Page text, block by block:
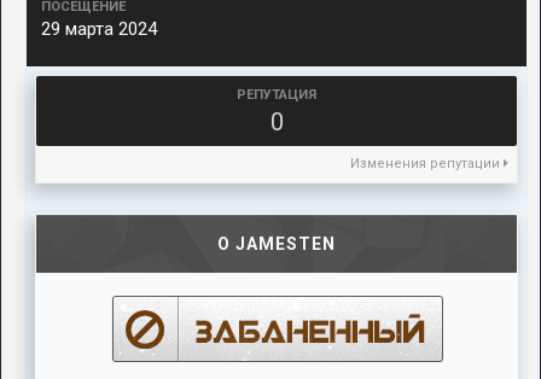
ПОСЕЩЕНИЕ
29 марта 2024
РЕПУТАЦИЯ
0
Изменения репутации
О JAMESTEN